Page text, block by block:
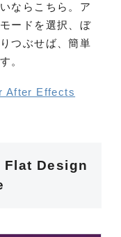
ならこちら。ア
ードを選択、ぼ
つぶせば、簡単
。
After Effects
Flat Design